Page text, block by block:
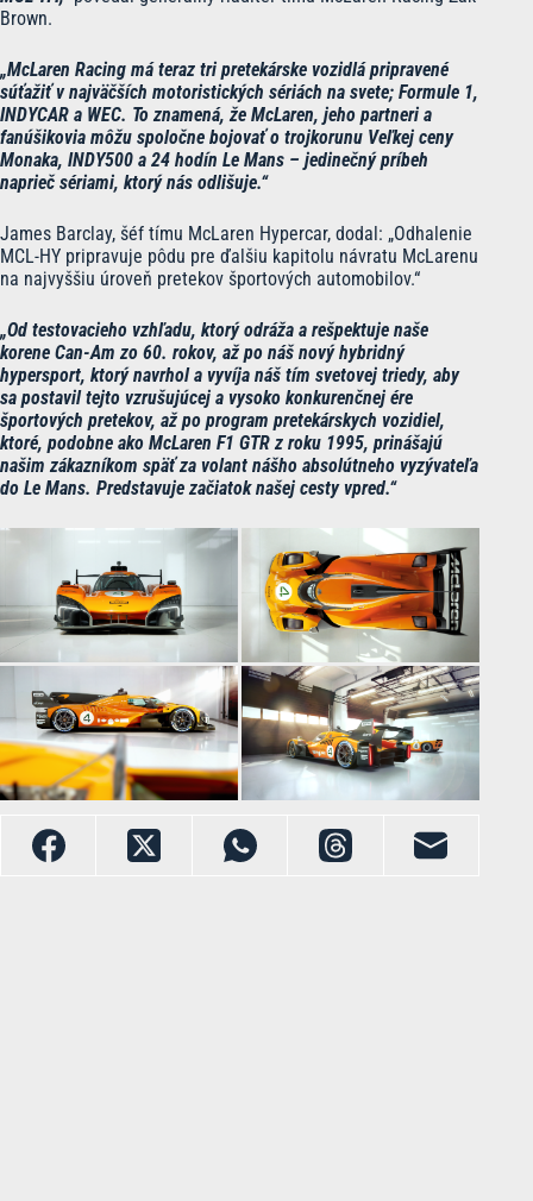
Brown.
„McLaren Racing má teraz tri pretekárske vozidlá pripravené
súťažiť v najväčších motoristických sériách na svete; Formule 1,
INDYCAR a WEC. To znamená, že McLaren, jeho partneri a
fanúšikovia môžu spoločne bojovať o trojkorunu Veľkej ceny
Monaka, INDY500 a 24 hodín Le Mans – jedinečný príbeh
naprieč sériami, ktorý nás odlišuje.“
James Barclay, šéf tímu McLaren Hypercar, dodal: „Odhalenie
MCL-HY pripravuje pôdu pre ďalšiu kapitolu návratu McLarenu
na najvyššiu úroveň pretekov športových automobilov.“
„Od testovacieho vzhľadu, ktorý odráža a rešpektuje naše
korene Can-Am zo 60. rokov, až po náš nový hybridný
hypersport, ktorý navrhol a vyvíja náš tím svetovej triedy, aby
sa postavil tejto vzrušujúcej a vysoko konkurenčnej ére
športových pretekov, až po program pretekárskych vozidiel,
ktoré, podobne ako McLaren F1 GTR z roku 1995, prinášajú
našim zákazníkom späť za volant nášho absolútneho vyzývateľa
do Le Mans. Predstavuje začiatok našej cesty vpred.“